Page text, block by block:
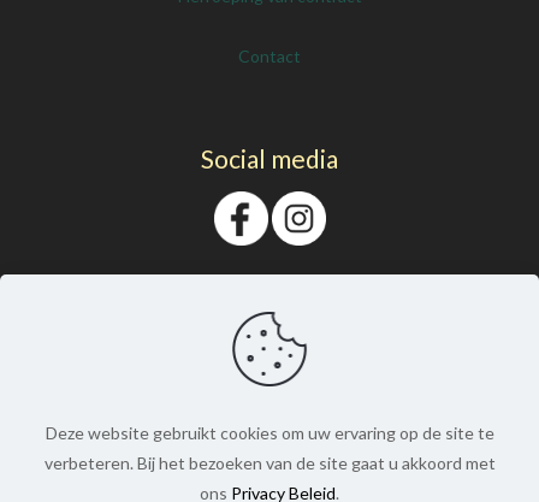
Contact
Social media
© Prachtnagels. Alle rechten voorbehouden. |
Deze website gebruikt cookies om uw ervaring op de site te
verbeteren. Bij het bezoeken van de site gaat u akkoord met
ons Privacy Beleid.